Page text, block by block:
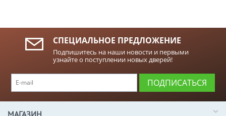
СПЕЦИАЛЬНОЕ ПРЕДЛОЖЕНИЕ
Подпишитесь на наши новости и первыми
узнайте о поступлении новых дверей!
ПОДПИСАТЬСЯ
МАГАЗИН